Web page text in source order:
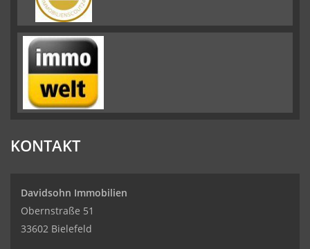
KONTAKT
Davidsohn Immobilien
Obernstraße 51
33602 Bielefeld